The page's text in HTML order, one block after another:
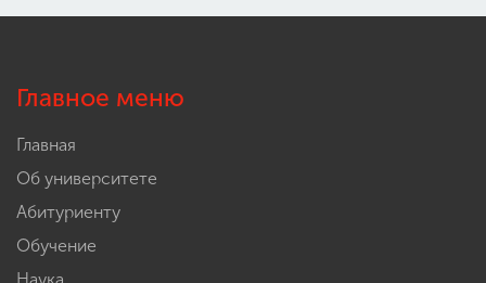
Главное меню
Главная
Об университете
Абитуриенту
Обучение